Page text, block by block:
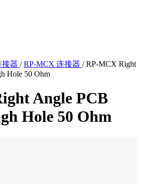
接器 / RP-MCX 连接器 / RP-MCX Right
Hole 50 Ohm
Angle PCB
Hole 50 Ohm